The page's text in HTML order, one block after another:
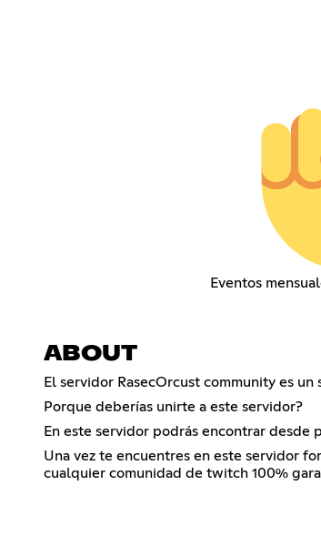
Eventos
ABOUT
El servidor RasecOrcust community es
Porque deberías unirte a este servidor?
En este servidor podrás encontrar desde
Una vez te encuentres en este servidor
cualquier comunidad de twitch 100%